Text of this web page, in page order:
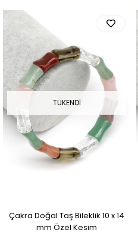
TÜKENDI
Çakra Doğal Taş Bileklik 10 x 14
mm Özel Kesim